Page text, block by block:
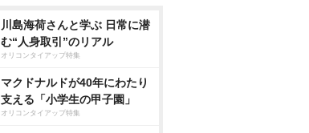
川島海荷さんと学ぶ 日常に潜
む“人身取引”のリアル
オリコンタイアップ特集
マクドナルドが40年にわたり
支える「小学生の甲子園」
オリコンタイアップ特集